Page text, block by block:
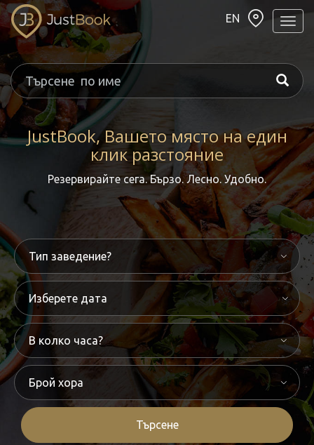
EN
JustBook, Вашето място на един
клик разстояние
Резервирайте сега. Бързо. Лесно. Удобно.
Изберете дата
Търсене